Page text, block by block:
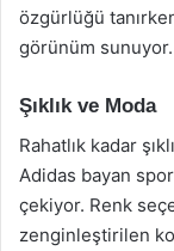
özgürlüğü
görünüm sunuyor.
Şıklık ve Moda
Rahatlık kadar
Adidas bayan
çekiyor. Renk
zenginleştirilen